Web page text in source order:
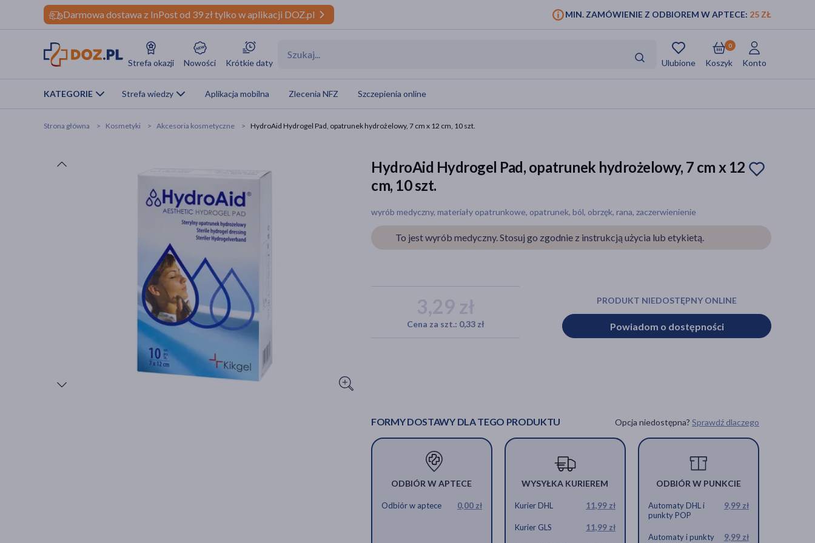
Darmowa dostawa z InPost od 39 zł tylko w aplikacji DOZ.pl MIN. ZAMÓWIENIE Z ODBIOREM W APTECE: 25 ZŁ
Strefa okazji Nowości Krótkie daty Ulubione Koszyk
0
Konto
KATEGORIE Strefa wiedzy Aplikacja mobilna Zlecenia NFZ Szczepienia online
Strona główna Kosmetyki Akcesoria kosmetyczne HydroAid Hydrogel Pad, opatrunek hydrożelowy, 7 cm x 12 cm, 10 szt.
HydroAid Hydrogel Pad, opatrunek hydrożelowy, 7 cm x 12
cm, 10 szt.
wyrób medyczny, materiały opatrunkowe, opatrunek, ból, obrzęk, rana, zaczerwienienie
To jest wyrób medyczny. Stosuj go zgodnie z instrukcją użycia lub etykietą.
3,29 zł
Cena za szt.: 0,33 zł
PRODUKT NIEDOSTĘPNY ONLINE
Powiadom o dostępności
FORMY DOSTAWY DLA TEGO PRODUKTU Opcja niedostępna? Sprawdź dlaczego
ODBIÓR W APTECE
Odbiór w aptece 0,00 zł
WYSYŁKA KURIEREM
Kurier DHL 11,99 zł
Kurier GLS 11,99 zł
ODBIÓR W PUNKCIE
Automaty DHL i
punkty POP
9,99 zł
Automaty i punkty
9,99 zł